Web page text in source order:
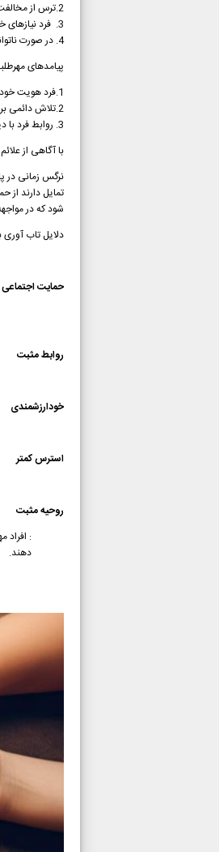
2.ترس از مخالفت یا نارضایتی دیگران به قدری است که فرد از بیان نظر خودداری می‌کند.
3. فرد نیازهای خود را فدای شاد کردن دیگران می‌کند.
4. در صورت ناتوانی در شاد کردن دیگران، فرد احساس گناه و پشیمانی می‌کند.
پیامدهای
1.فرد هویت خود را از دست می‌دهد و تنها بر اساس انتظارات دیگران عمل می‌کند.
2.تلاش دائمی برای شاد کردن دیگران می‌تواند به افسردگی و استرس منجر شود.
3. روابط فرد با دیگران سطحی و بی‌عمق می‌شود، زیرا او تنها به دنبال جلب رضایت است.
با آگاهی از
نرگس زمانی در
تمایل دارند از
شود که در
دلایل تاب آوری
حمایت اجتماعی
روابط مثبت
خودارزشمندی
استرس کمتر
روحیه مثبت
: افراد
دهند.